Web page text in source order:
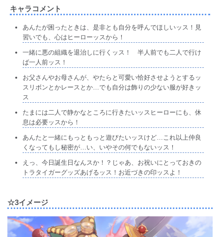
キャラコメント
あんたが困ったときは、是非とも自分を呼んでほしいッス！見
習いでも、心はヒーローッスから！
一緒に悪の組織を退治しに行くッス！ 半人前でも二人で行け
ば一人前ッス！
お父さんやお母さんが、やたらと可愛い恰好させようとするッ
スリボンとかレースとか…でも自分は飾りの少ない服が好きッ
ス
たまには二人で静かなところに行きたいッスヒーローにも、休
息は必要ッスから！
あんたと一緒にもっともっと遊びたいッスけど…これ以上仲良
くなってもし秘密が…い、いやその何でもないッス！
えっ、今日誕生日なんスか！？じゃあ、お祝いにとっておきの
トラタイガーグッズあげるッス！お近づきの印ッスよ！
☆3イメージ